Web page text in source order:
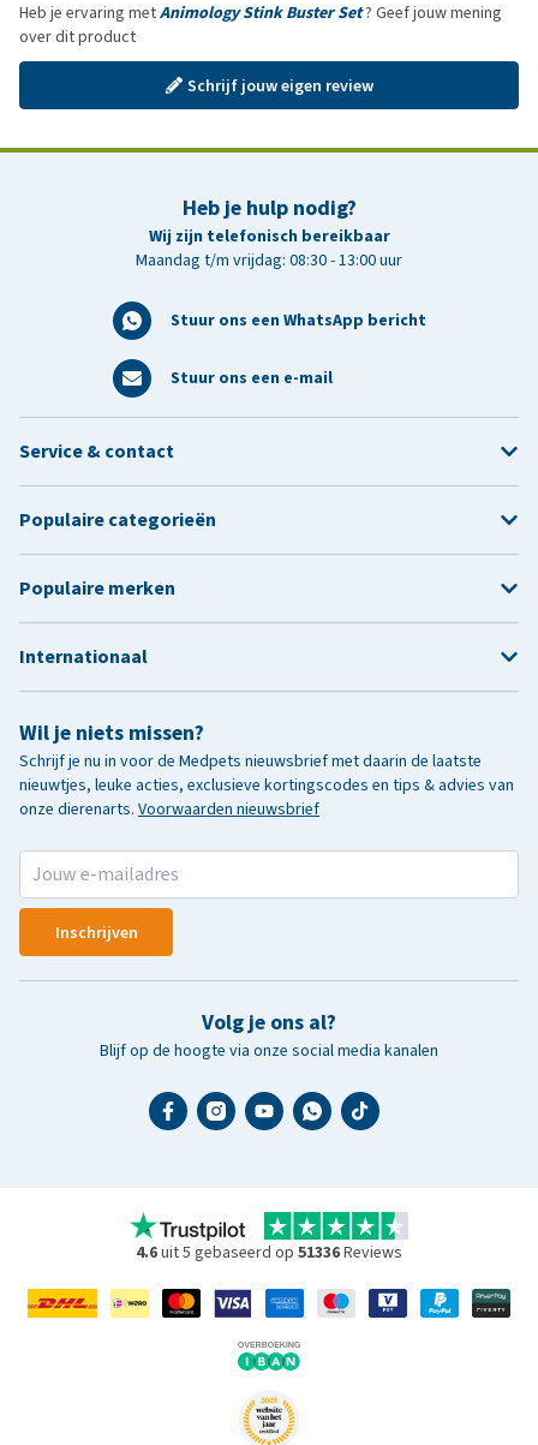
Heb je ervaring metAnimology Stink Buster Set? Geef jouw mening
over dit product
Schrijf jouw eigen review
Heb je hulp nodig?
Wij zijn telefonisch bereikbaar
Maandag t/m vrijdag: 08:30 - 13:00 uur
Stuur ons een WhatsApp bericht
Stuur ons een e-mail
Wil je niets missen?
Schrijf je nu in voor de Medpets nieuwsbrief met daarin de laatste
nieuwtjes, leuke acties, exclusieve kortingscodes en tips & advies van
onze dierenarts. Voorwaarden nieuwsbrief
Inschrijven
Volg je ons al?
Blijf op de hoogte via onze social media kanalen
Service & contact
Populaire categorieën
Populaire merken
Internationaal
4.6uit 5 gebaseerd op 51336Reviews